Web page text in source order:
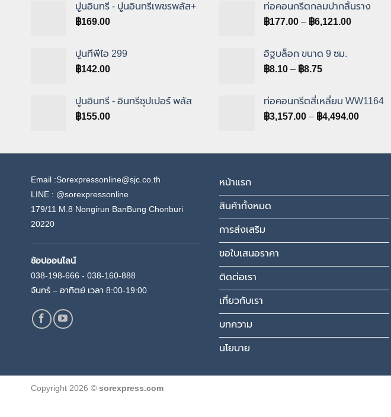
ปูนอินทรี - ปูนอินทรีเพชรพลัส+
฿169.00
ปูนทีพีไอ 299
฿142.00
ปูนอินทรี - อินทรีซุปเปอร์ พลัส
฿155.00
through
฿6.10
ท่อคอนกรีตกลมปากลิ้นราง
฿177.00 – ฿6,121.00Price
อิฐบล็อก ขนาด 9 ซม.
฿8.10 – ฿8.75Price
฿8.10
through
฿8.75
ท่อคอนกรีตสี่เหลี่ยม WW1164
฿3,157.00 – ฿4,494.00Price
through
Email :Sorexpressonline@sjc.co.th
LINE : @sorexpressonline
179/11 M.8 Nongirun BanBung Chonburi
20220
ช้อปออนไลน์
038-198-666 - 038-160-888
จันทร์ – อาทิตย์ เวลา 8:00-19:00
หน้าแรก
สินค้าทั้งหมด
การส่งเสริม
ขอใบเสนอราคา
ติดต่อเรา
เกี่ยวกับเรา
บทความ
นโยบาย
Copyright 2026 © sorexpress.com